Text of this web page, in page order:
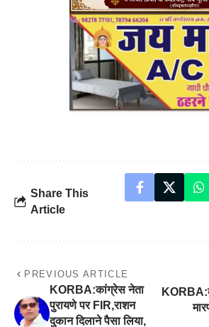
Share This
Article
PREVIOUS ARTICLE
KORBA:कांग्रेस नेता
पुरायणे पर FIR,राशन
दुकान दिलाने पैसा लिया,